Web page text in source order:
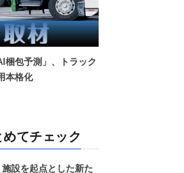
梱包予測」、トラック
本格化
めてチェック
設を起点とした新た